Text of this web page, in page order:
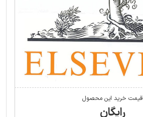
قیمت خرید این محصول
رایگان